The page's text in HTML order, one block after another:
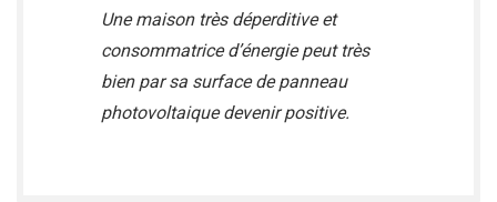
Une maison très déperditive et
consommatrice d’énergie peut très
bien par sa surface de panneau
photovoltaique devenir positive.